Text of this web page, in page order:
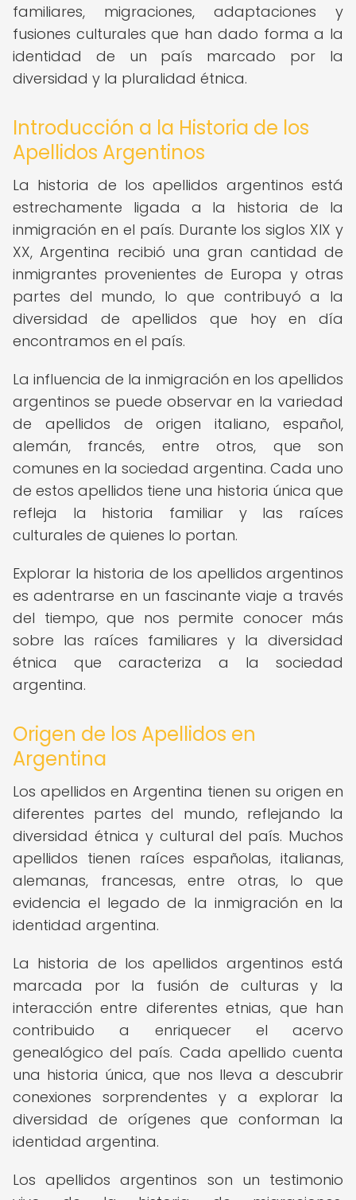
familiares, migraciones, adaptaciones y
fusiones culturales que han dado forma a la
identidad de un país marcado por la
diversidad y la pluralidad étnica.
Introducción a la Historia de los
Apellidos Argentinos
La historia de los apellidos argentinos está
estrechamente ligada a la historia de la
inmigración en el país. Durante los siglos XIX y
XX, Argentina recibió una gran cantidad de
inmigrantes provenientes de Europa y otras
partes del mundo, lo que contribuyó a la
diversidad de apellidos que hoy en día
encontramos en el país.
La influencia de la inmigración en los apellidos
argentinos se puede observar en la variedad
de apellidos de origen italiano, español,
alemán, francés, entre otros, que son
comunes en la sociedad argentina. Cada uno
de estos apellidos tiene una historia única que
refleja la historia familiar y las raíces
culturales de quienes lo portan.
Explorar la historia de los apellidos argentinos
es adentrarse en un fascinante viaje a través
del tiempo, que nos permite conocer más
sobre las raíces familiares y la diversidad
étnica que caracteriza a la sociedad
argentina.
Origen de los Apellidos en
Argentina
Los apellidos en Argentina tienen su origen en
diferentes partes del mundo, reflejando la
diversidad étnica y cultural del país. Muchos
apellidos tienen raíces españolas, italianas,
alemanas, francesas, entre otras, lo que
evidencia el legado de la inmigración en la
identidad argentina.
La historia de los apellidos argentinos está
marcada por la fusión de culturas y la
interacción entre diferentes etnias, que han
contribuido a enriquecer el acervo
genealógico del país. Cada apellido cuenta
una historia única, que nos lleva a descubrir
conexiones sorprendentes y a explorar la
diversidad de orígenes que conforman la
identidad argentina.
Los apellidos argentinos son un testimonio